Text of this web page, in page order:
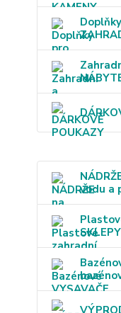
vodu a
SKLEPY